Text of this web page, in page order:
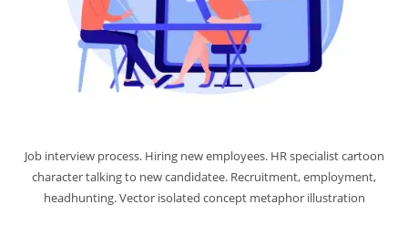
Job interview process. Hiring new employees. HR specialist cartoon
character talking to new candidatee. Recruitment, employment,
headhunting. Vector isolated concept metaphor illustration